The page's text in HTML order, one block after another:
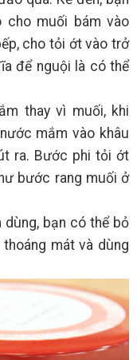
muối bám vào
cho tỏi ớt vào trở
để nguội là có thể
thay vì muối, khi
mắm vào khâu
ra. Bước phi tỏi ớt
bước rang muối ở
bạn có thể bỏ
mát và dùng